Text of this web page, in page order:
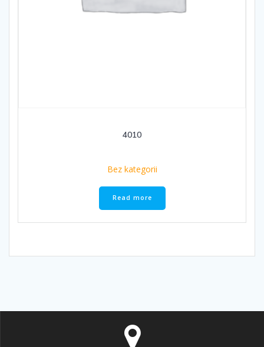
4010
Bez kategorii
Read more